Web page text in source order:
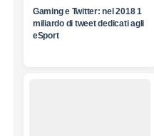
Gaming e Twitter: nel 2018 1
miliardo di tweet dedicati agli
eSport